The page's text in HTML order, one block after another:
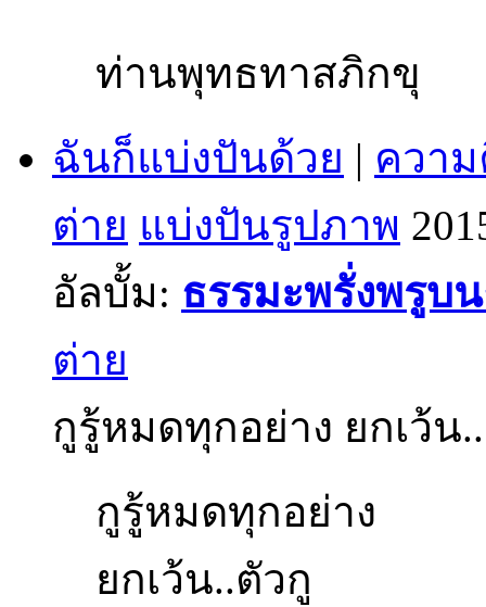
ท่านพุทธทาสภิกขุ
ฉันก็แบ่งปันด้วย | ควา
ต่าย แบ่งปันรูปภาพ
อัลบั้ม: ธรรมะพรั่งพรูบ
ต่าย
กูรู้หมดทุกอย่าง ยกเว้
กูรู้หมดทุกอย่าง
ยกเว้น..ตัวกู